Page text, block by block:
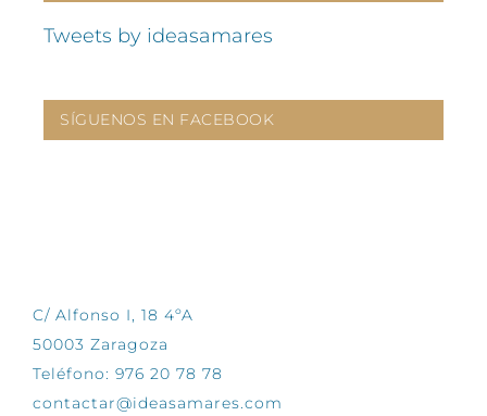
Tweets by ideasamares
SÍGUENOS EN FACEBOOK
C/ Alfonso I, 18 4ºA
50003 Zaragoza
Teléfono: 976 20 78 78
contactar@ideasamares.com